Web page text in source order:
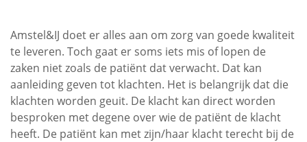
Amstel&IJ doet er alles aan om zorg van goede kwaliteit
te leveren. Toch gaat er soms iets mis of lopen de
zaken niet zoals de patiënt dat verwacht. Dat kan
aanleiding geven tot klachten. Het is belangrijk dat die
klachten worden geuit. De klacht kan direct worden
besproken met degene over wie de patiënt de klacht
heeft. De patiënt kan met zijn/haar klacht terecht bij de